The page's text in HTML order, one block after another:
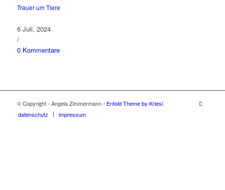
Trauer um Tiere
6 Juli, 2024
/
0 Kommentare
© Copyright - Angela Zimmermann - Enfold Theme by Kriesi
datenschutz
impressum